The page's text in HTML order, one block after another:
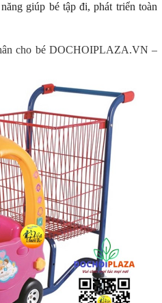
giúp bé tập đi, phát triển toàn
cho bé DOCHOIPLAZA.VN –